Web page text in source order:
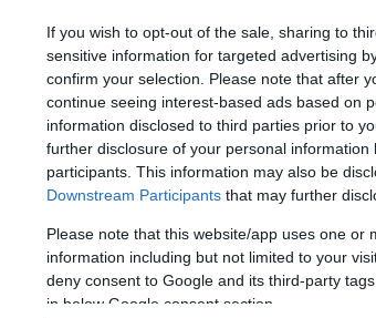
If you wish to opt-out of the sale, sharing to
sensitive information for targeted advertising
confirm your selection. Please note that after
continue seeing interest-based ads based on
information disclosed to third parties prior to
further disclosure of your personal information
participants. This information may also be
Downstream Participants that may further
Please note that this website/app uses one
information including but not limited to your
deny consent to Google and its third-party
in below Google consent section.
Paks II.:
és